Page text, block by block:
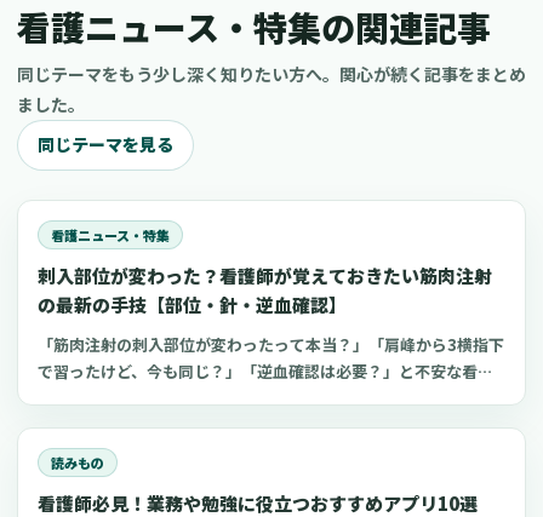
看護ニュース・特集の関連記事
同じテーマをもう少し深く知りたい方へ。関心が続く記事をまとめ
ました。
同じテーマを見る
看護ニュース・特集
刺入部位が変わった？看護師が覚えておきたい筋肉注射
の最新の手技【部位・針・逆血確認】
「筋肉注射の刺入部位が変わったって本当？」「肩峰から3横指下
で習ったけど、今も同じ？」「逆血確認は必要？」と不安な看護
び方、針のゲージと長さ、皮下注射との違い、神経損傷やSIRVA
を避けるポイント、ワクチン接種時の手順までわかりやすく解説
します。
読みもの
看護師必見！業務や勉強に役立つおすすめアプリ10選